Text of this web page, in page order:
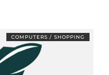
COMPUTERS / SHOPPING